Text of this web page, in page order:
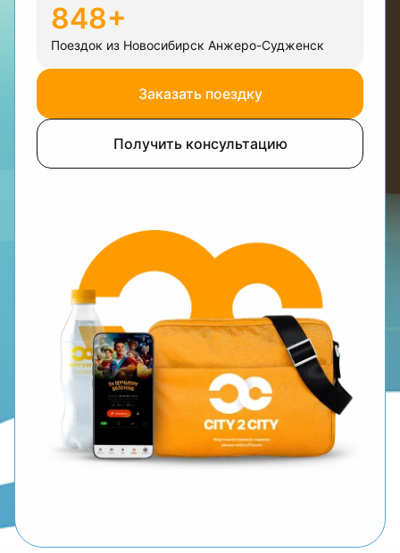
848+
Поездок из Новосибирск Анжеро-Судженск
Заказать поездку
Получить консультацию